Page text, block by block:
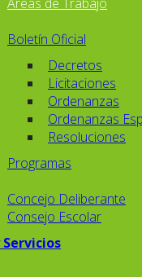
Boletín Oficial
Decretos
Licitaciones
Ordenanzas
Ordenanzas
Resoluciones
Programas
Concejo Deliberante
Consejo Escolar